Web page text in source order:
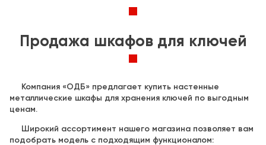
Продажа шкафов для ключей
Компания «ОДБ» предлагает купить настенные
металлические шкафы для хранения ключей по выгодным
ценам.
Широкий ассортимент нашего магазина позволяет вам
подобрать модель с подходящим функционалом: